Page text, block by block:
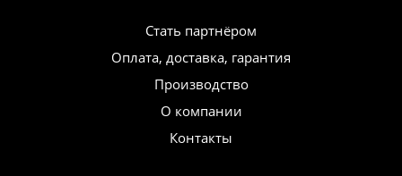
Стать партнёром
Оплата, доставка, гарантия
Производство
О компании
Контакты